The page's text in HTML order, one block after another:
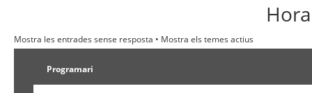
Mostra les entrades sense resposta • Mostra els temes actius
Programari